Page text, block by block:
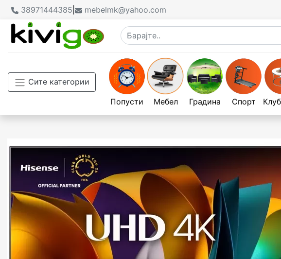
38971444385 mebelmk@yahoo.com
Сите категории
Попусти Мебел Градина Спорт